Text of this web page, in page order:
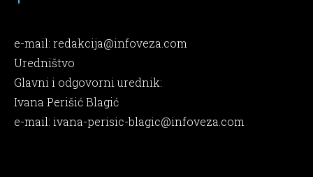
e-mail: redakcija@infoveza.com
Uredništvo
Glavni i odgovorni urednik:
Ivana Perišić Blagić
e-mail: ivana-perisic-blagic@infoveza.com